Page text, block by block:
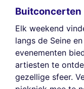
Buitconcerten
Elk weekend
langs de Seine
evenementen
artiesten te
gezellige sfeer.